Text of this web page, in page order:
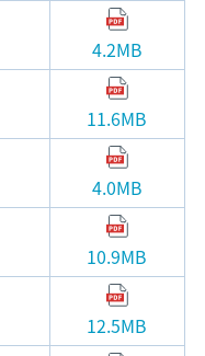
4.2MB
11.6MB
4.0MB
10.9MB
12.5MB